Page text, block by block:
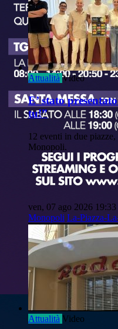
Attualità Video
E’ stato
tu!”
12 eventi in due
Monopoli.
ven, 07 ago 2026 19:33
Monopoli La-Piazza-
Attualità Video